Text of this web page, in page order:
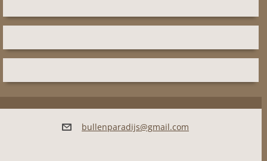
bullenparadijs@gmail.com